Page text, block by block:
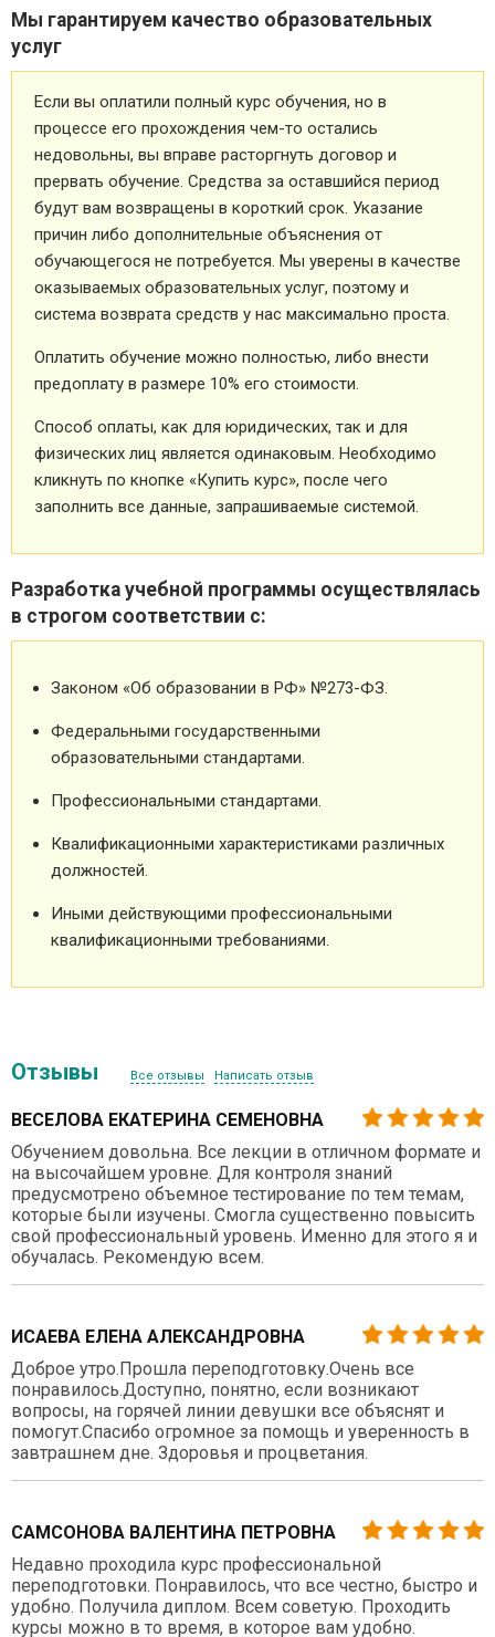
Мы гарантируем качество образовательных
услуг
Если вы оплатили полный курс обучения, но в
процессе его прохождения чем-то остались
недовольны, вы вправе расторгнуть договор и
прервать обучение. Средства за оставшийся период
будут вам возвращены в короткий срок. Указание
причин либо дополнительные объяснения от
обучающегося не потребуется. Мы уверены в качестве
оказываемых образовательных услуг, поэтому и
система возврата средств у нас максимально проста.
Оплатить обучение можно полностью, либо внести
предоплату в размере 10% его стоимости.
Способ оплаты, как для юридических, так и для
физических лиц является одинаковым. Необходимо
кликнуть по кнопке «Купить курс», после чего
заполнить все данные, запрашиваемые системой.
Разработка учебной программы осуществлялась
в строгом соответствии с:
Законом «Об образовании в РФ» №273-ФЗ.
Федеральными государственными
образовательными стандартами.
Профессиональными стандартами.
Квалификационными характеристиками различных
должностей.
Иными действующими профессиональными
квалификационными требованиями.
Отзывы Все отзывы Написать отзыв
ВЕСЕЛОВА ЕКАТЕРИНА СЕМЕНОВНА
Обучением довольна. Все лекции в отличном формате и
на высочайшем уровне. Для контроля знаний
предусмотрено объемное тестирование по тем темам,
которые были изучены. Смогла существенно повысить
свой профессиональный уровень. Именно для этого я и
обучалась. Рекомендую всем.
ИСАЕВА ЕЛЕНА АЛЕКСАНДРОВНА
Доброе утро.Прошла переподготовку.Очень все
понравилось.Доступно, понятно, если возникают
вопросы, на горячей линии девушки все объяснят и
помогут.Спасибо огромное за помощь и уверенность в
завтрашнем дне. Здоровья и процветания.
САМСОНОВА ВАЛЕНТИНА ПЕТРОВНА
Недавно проходила курс профессиональной
переподготовки. Понравилось, что все честно, быстро и
удобно. Получила диплом. Всем советую. Проходить
курсы можно в то время, в которое вам удобно.